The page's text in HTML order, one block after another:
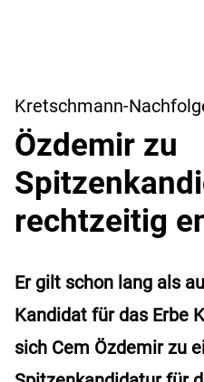
Kretschmann-
Özdemir zu
rechtzeitig
Er gilt schon lang als
Kandidat für das Erbe
sich Cem Özdemir zu